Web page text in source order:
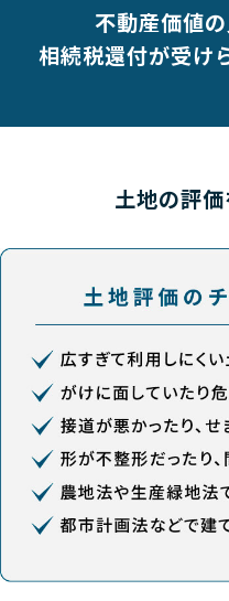
不動産価値の
相続税還付が受け
土地の評